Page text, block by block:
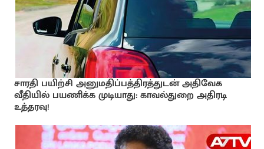
சாரதி பயிற்சி அனுமதிப்பத்திரத்துடன் அதிவேக
வீதியில் பயணிக்க முடியாது: காவல்துறை அதிரடி
உத்தரவு!